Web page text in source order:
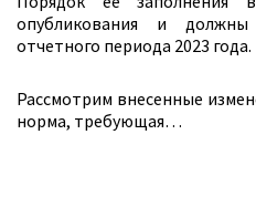
опубликования и
отчетного периода 2023 года.
Рассмотрим внесенные
норма, требующая…